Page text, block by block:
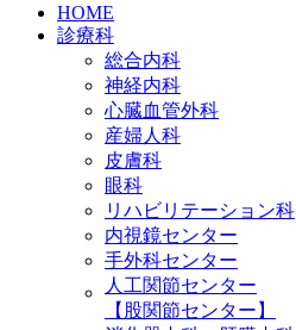
HOME
診療科
総合内科
神経内科
心臓血管外科
産婦人科
皮膚科
眼科
リハビリテーション科
内視鏡センター
手外科センター
人工関節センター
【股関節センター】